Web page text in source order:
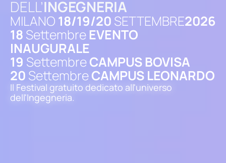
DELL’INGEGNERIA
MILANO 18/19/20 SETTEMBRE2026
18 Settembre EVENTO
INAUGURALE
19 SettembreCAMPUS BOVISA
20 SettembreCAMPUS LEONARDO
Il Festival gratuito dedicato all'universo
dell'Ingegneria.